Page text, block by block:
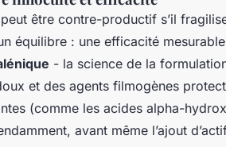
être contre-productif s’il
équilibre : une efficacité mesurable
- la science de la
et des agents filmogènes
(comme les acides alpha-
avant même l’ajout